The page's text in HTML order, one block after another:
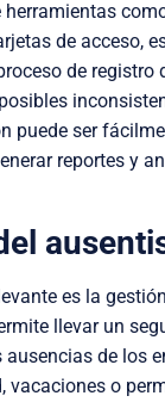
herramientas
de acceso,
de registro
puede ser
reportes y
es la
llevar un
de los
vacaciones o